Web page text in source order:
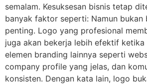
semalam. Kesuksesan bisnis tetap
banyak faktor seperti: Namun
penting. Logo yang profesional
juga akan bekerja lebih efektif
elemen branding lainnya seperti
company profile yang jelas, dan
konsisten. Dengan kata lain, logo